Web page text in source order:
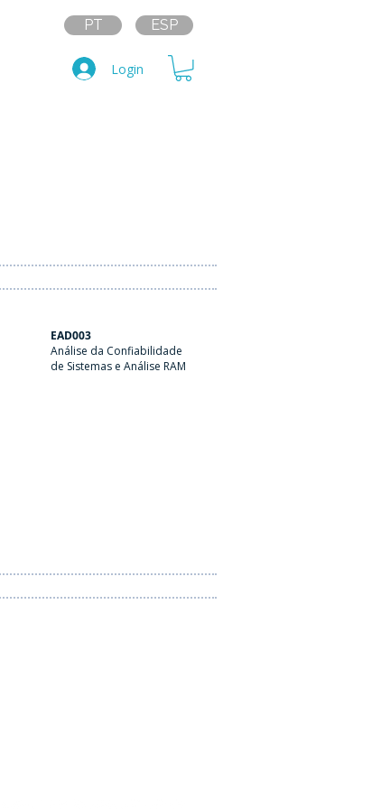
PT ESP
Login
EAD003
Análise da Confiabilidade
de Sistemas e Análise RAM